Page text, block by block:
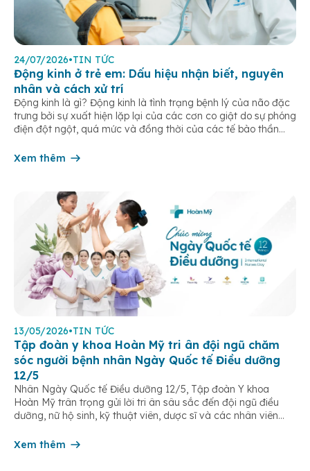
24/07/2026•TIN TỨC
Động kinh ở trẻ em: Dấu hiệu nhận biết, nguyên
nhân và cách xử trí
Động kinh là gì? Động kinh là tình trạng bệnh lý của não đặc
trưng bởi sự xuất hiện lặp lại của các cơn co giật do sự phóng
điện đột ngột, quá mức và đồng thời của các tế bào thần
Xem thêm
13/05/2026•TIN TỨC
Tập đoàn y khoa Hoàn Mỹ tri ân đội ngũ chăm
sóc người bệnh nhân Ngày Quốc tế Điều dưỡng
12/5
Nhân Ngày Quốc tế Điều dưỡng 12/5, Tập đoàn Y khoa
Hoàn Mỹ trân trọng gửi lời tri ân sâu sắc đến đội ngũ điều
dưỡng, nữ hộ sinh, kỹ thuật viên, dược sĩ và các nhân viên
âm thầm đồng hành trên […]
Xem thêm